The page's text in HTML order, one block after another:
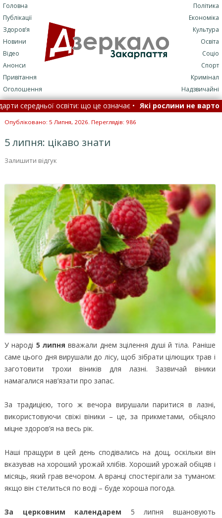
Головна
Публікації
Здоров’я
Новини
Відео
Анонси
Привітання
Оголошення
Політика
Економіка
Культура
Освіта
Соціо
Спорт
Кримінал
Надзвичайні
освіти: що це означає • Які рослини не варто
кінцевої: “Укрзалізниця” терміново змінює маршрути •
Опубліковано: 5 Липня, 2026. Переглядів: 986
5 липня: цікаво знати
Залишити відгук
У народі 5 липня вважали днем зцілення душі й тіла. Раніше
саме цього дня вирушали до лісу, щоб зібрати цілющих трав і
заготовити трохи віників для лазні. Зазвичай віники
намагалися нав’язати про запас.
За традицією, того ж вечора вирушали паритися в лазні,
використовуючи свіжі віники – це, за прикметами, обіцяло
міцне здоров’я на весь рік.
Наші пращури в цей день сподівались на дощ, оскільки він
вказував на хороший урожай хлібів. Хороший урожай обіцяв і
місяць, який грав вечором. А вранці спостерігали за туманом:
якщо він стелиться по воді – буде хороша погода.
За церковним календарем 5 липня вшановують